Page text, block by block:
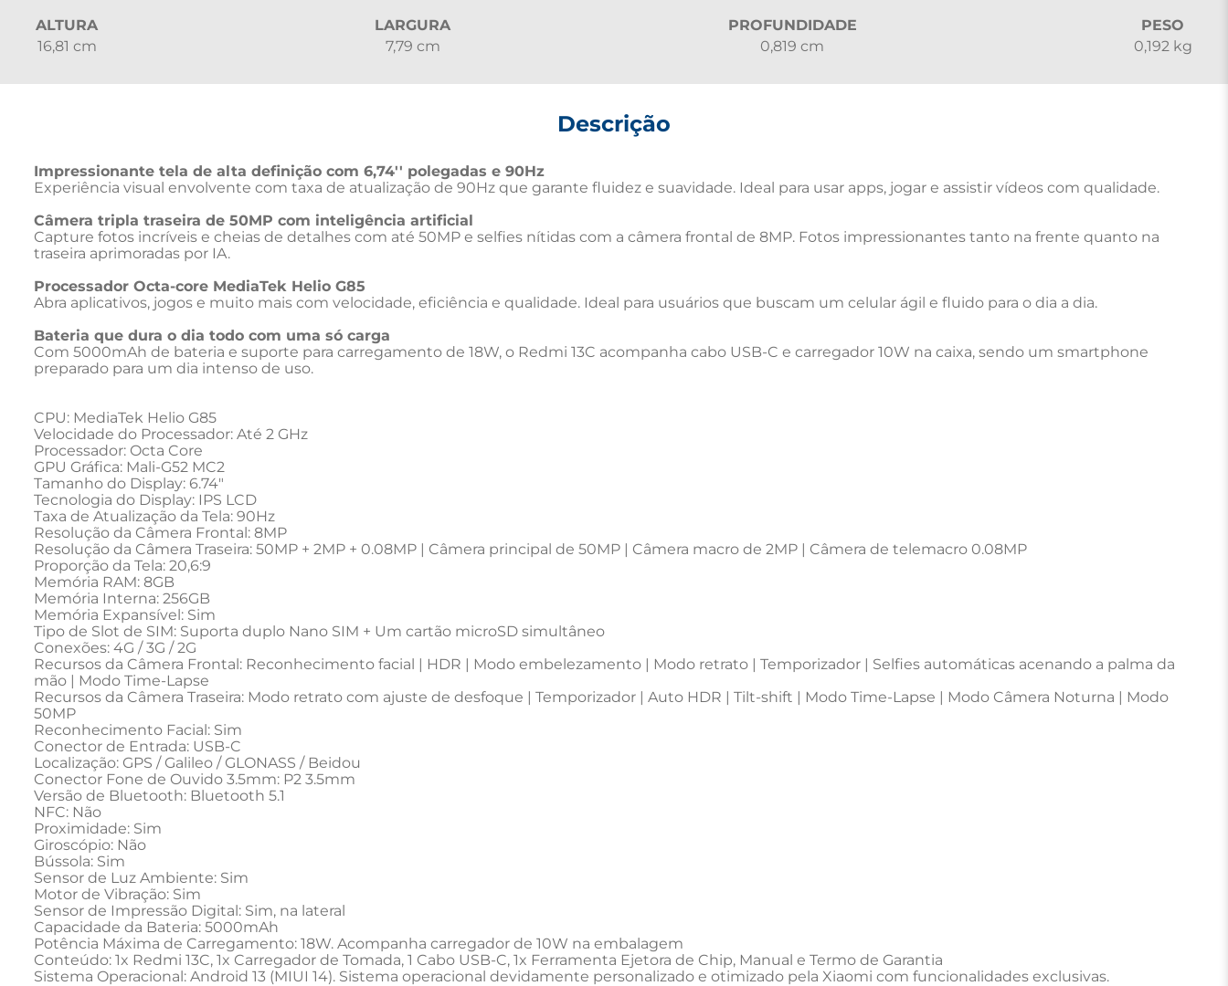
ALTURA
16,81 cm
LARGURA
7,79 cm
PROFUNDIDADE
0,819 cm
PESO
0,192 kg
Descrição
Impressionante tela de alta definição com 6,74'' polegadas e 90Hz
Experiência visual envolvente com taxa de atualização de 90Hz que garante fluidez e suavidade. Ideal para usar apps, jogar e assistir vídeos com qualidade.
Câmera tripla traseira de 50MP com inteligência artificial
Capture fotos incríveis e cheias de detalhes com até 50MP e selfies nítidas com a câmera frontal de 8MP. Fotos impressionantes tanto na frente quanto na
traseira aprimoradas por IA.
Processador Octa-core MediaTek Helio G85
Abra aplicativos, jogos e muito mais com velocidade, eficiência e qualidade. Ideal para usuários que buscam um celular ágil e fluido para o dia a dia.
Bateria que dura o dia todo com uma só carga
Com 5000mAh de bateria e suporte para carregamento de 18W, o Redmi 13C acompanha cabo USB-C e carregador 10W na caixa, sendo um smartphone
preparado para um dia intenso de uso.
CPU: MediaTek Helio G85
Velocidade do Processador: Até 2 GHz
Processador: Octa Core
GPU Gráfica: Mali-G52 MC2
Tamanho do Display: 6.74"
Tecnologia do Display: IPS LCD
Taxa de Atualização da Tela: 90Hz
Resolução da Câmera Frontal: 8MP
Resolução da Câmera Traseira: 50MP + 2MP + 0.08MP | Câmera principal de 50MP | Câmera macro de 2MP | Câmera de telemacro 0.08MP
Proporção da Tela: 20,6:9
Memória RAM: 8GB
Memória Interna: 256GB
Memória Expansível: Sim
Tipo de Slot de SIM: Suporta duplo Nano SIM + Um cartão microSD simultâneo
Conexões: 4G / 3G / 2G
Recursos da Câmera Frontal: Reconhecimento facial | HDR | Modo embelezamento | Modo retrato | Temporizador | Selfies automáticas acenando a palma da
mão | Modo Time-Lapse
Recursos da Câmera Traseira: Modo retrato com ajuste de desfoque | Temporizador | Auto HDR | Tilt-shift | Modo Time-Lapse | Modo Câmera Noturna | Modo
50MP
Reconhecimento Facial: Sim
Conector de Entrada: USB-C
Localização: GPS / Galileo / GLONASS / Beidou
Conector Fone de Ouvido 3.5mm: P2 3.5mm
Versão de Bluetooth: Bluetooth 5.1
NFC: Não
Proximidade: Sim
Giroscópio: Não
Bússola: Sim
Sensor de Luz Ambiente: Sim
Motor de Vibração: Sim
Sensor de Impressão Digital: Sim, na lateral
Capacidade da Bateria: 5000mAh
Potência Máxima de Carregamento: 18W. Acompanha carregador de 10W na embalagem
Conteúdo: 1x Redmi 13C, 1x Carregador de Tomada, 1 Cabo USB-C, 1x Ferramenta Ejetora de Chip, Manual e Termo de Garantia
Sistema Operacional: Android 13 (MIUI 14). Sistema operacional devidamente personalizado e otimizado pela Xiaomi com funcionalidades exclusivas.